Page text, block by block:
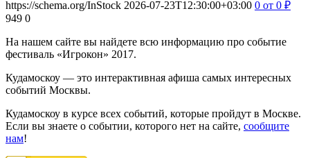
https://schema.org/InStock 2026-07-23T12:30:00+03:00 0 от 0 ₽
949 0
На нашем сайте вы найдете всю информацию про событие
фестиваль «Игрокон» 2017.
Кудамоскоу — это интерактивная афиша самых интересных
событий Москвы.
Кудамоскоу в курсе всех событий, которые пройдут в Москве.
Если вы знаете о событии, которого нет на сайте, сообщите
нам!